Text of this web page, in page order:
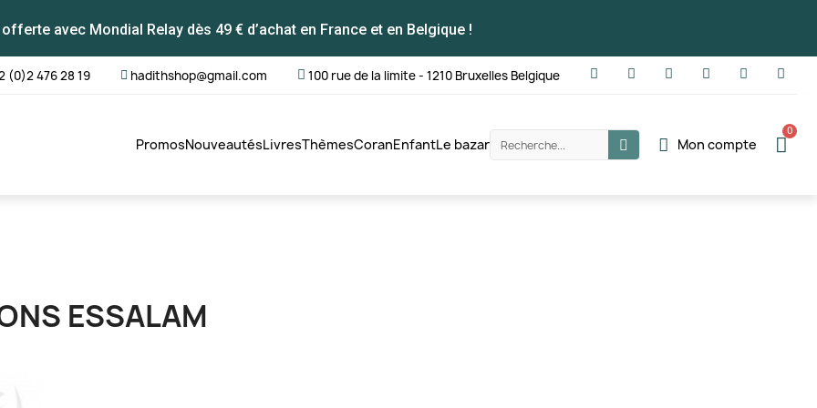
avec Mondial Relay dès 49 € d’achat en France et en Belgique !
(0)2 476 28 19 hadithshop@gmail.com 100 rue de la limite - 1210 Bruxelles Belgique
PromosNouveautésLivresThèmesCoranEnfantLe bazar Mon compte
ESSALAM